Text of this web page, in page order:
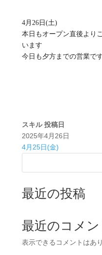
4月26日(土)
本日もオープン直後より
います
今日も夕方までの営業で
スキル 投稿日
2025年4月26日
4月25日(金)
最近の投稿
最近のコメン
表示できるコメントはあ